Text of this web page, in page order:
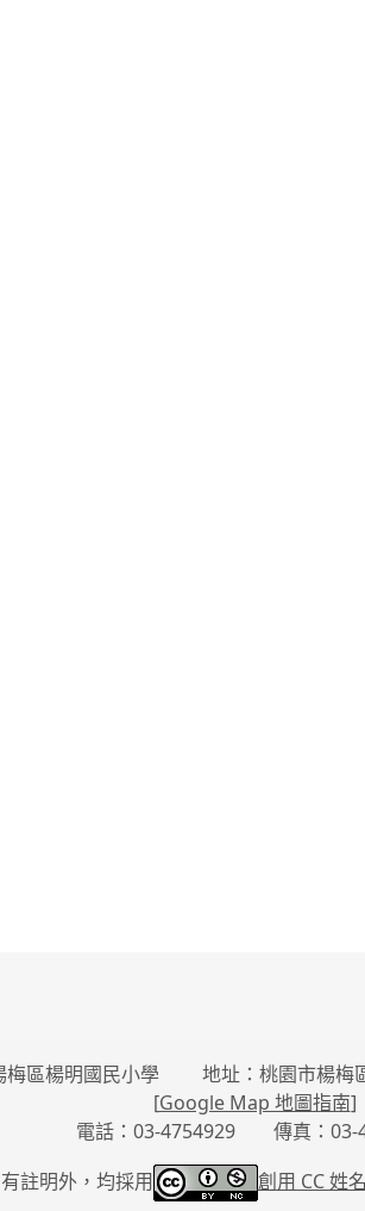
梅區楊明國民小學 地址：桃園市楊梅
[Google Map 地圖指南]
電話：03-4754929 傳真：03-
註明外，均採用
創用 CC 姓